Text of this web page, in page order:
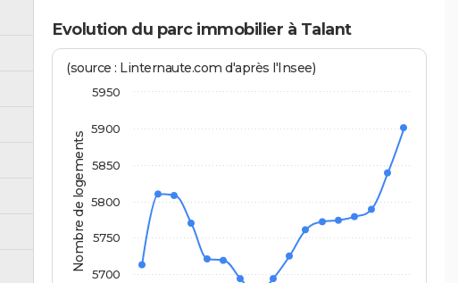
Evolution du parc immobilier à Talant
Nombre de logements
(source : Linternaute.com d'après l'Insee)
5700
5750
5800
5850
5900
5950